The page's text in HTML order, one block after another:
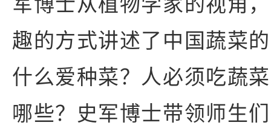
趣的方式讲述了中国蔬菜
什么爱种菜？人必须吃蔬
哪些？史军博士带领师生